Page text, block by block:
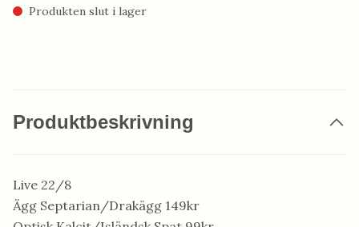
Produkten slut i lager
Produktbeskrivning
Live 22/8
Ägg Septarian/Drakägg 149kr